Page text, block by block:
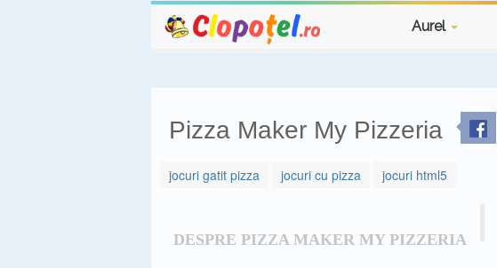
Aurel
Pizza Maker My Pizzeria
jocuri gatit pizza jocuri cu pizza jocuri html5
DESPRE PIZZA MAKER MY PIZZERIA